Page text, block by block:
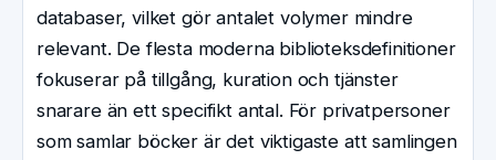
databaser, vilket gör antalet volymer mindre
relevant. De flesta moderna biblioteksdefinitioner
fokuserar på tillgång, kuration och tjänster
snarare än ett specifikt antal. För privatpersoner
som samlar böcker är det viktigaste att samlingen